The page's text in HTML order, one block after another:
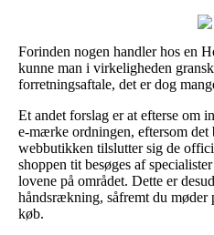
Forinden nogen handler hos en
kunne man i virkeligheden
forretningsaftale, det er dog
Et andet forslag er at efterse om
e-mærke ordningen, eftersom
webbutikken tilslutter sig de
shoppen tit besøges af
lovene på området. Dette er
håndsrækning, såfremt du møder
køb.